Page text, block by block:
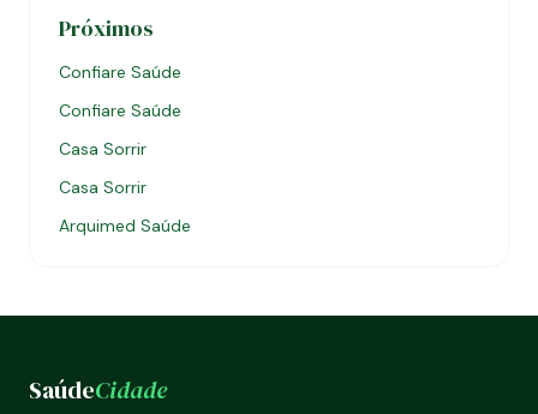
Próximos
Confiare Saúde
Confiare Saúde
Casa Sorrir
Casa Sorrir
Arquimed Saúde
SaúdeCidade